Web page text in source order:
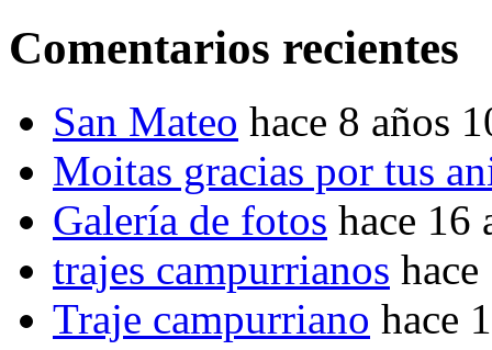
Comentarios recientes
San Mateo hace 8 años
Moitas gracias por tus
Galería de fotos hace 16
trajes campurrianos
Traje campurriano hace